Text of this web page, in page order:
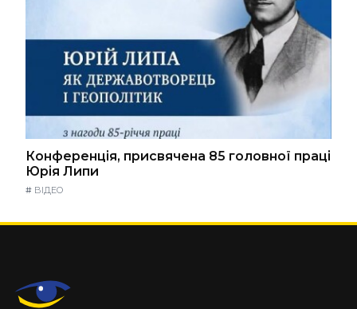
Конференція, присвячена 85 головної праці
Юрія Липи
# ВІДЕО